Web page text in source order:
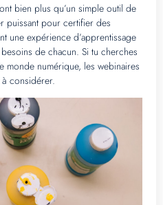
bien plus qu’un simple outil de
puissant pour certifier des
une expérience d’apprentissage
de chacun. Si tu cherches
monde numérique, les webinaires
considérer.